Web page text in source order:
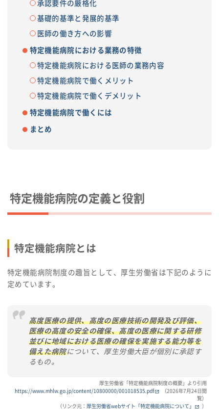
承認要件の厳格化
基礎的基準と発展的基準
医師の働き方への影響
特定機能病院における業務の特徴
特定機能病院における医師の業務内容
特定機能病院で働くメリット
特定機能病院で働くデメリット
特定機能病院で働くには
まとめ
特定機能病院の定義と役割
特定機能病院とは
特定機能病院制度の趣旨として、厚生労働省は下記のように
定めています。
高度医療の提供、高度の医療技術の開発及び評価、
医療の高度の安全の確保、高度の医療に関する研修
並びに地域における医療の確保を実施する能力等を
備えた病院について、厚生労働大臣が個別に承認す
るもの。
厚生労働省「特定機能病院制度の概要」より引用
https://www.mhlw.go.jp/content/10800000/001018535.pdf
（2026年7月24日閲
覧）
（リンク元： 厚生労働省webサイト「特定機能病院について」 ）